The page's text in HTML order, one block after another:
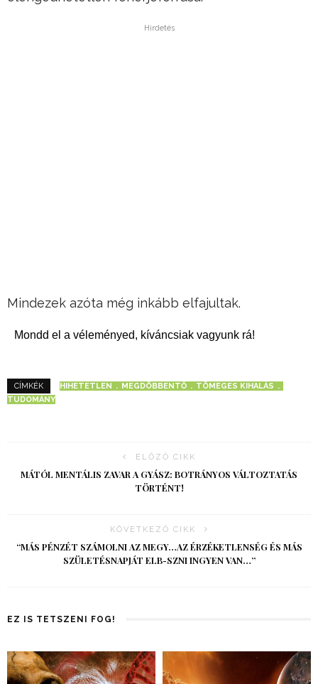
Hirdetés
Mindezek azóta még inkább elfajultak.
Mondd el a véleményed, kíváncsiak vagyunk rá!
CÍMKÉK HIHETETLEN MEGDÖBBENTŐ
TÖMEGES KIHALÁS
TUDOMÁNY
ELŐZŐ CIKK
MÁTÓL MENTÁLIS ZAVAR A GYÁSZ: BOTRÁNYOS VÁLTOZTATÁS
TÖRTÉNT!
KÖVETKEZŐ CIKK
“MÁS PÉNZÉT SZÁMOLNI AZ MEGY…AZ ÉRZÉKETLENSÉG ÉS MÁS
SZÜLETÉSNAPJÁT ELB-SZNI INGYEN VAN…”
EZ IS TETSZENI FOG!